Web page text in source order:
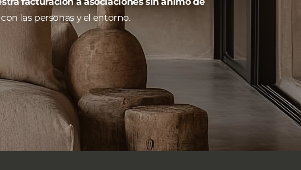
las personas y el entorno.